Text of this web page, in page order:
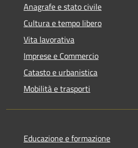
Anagrafe e stato civile
Cultura e tempo libero
Vita lavorativa
Imprese e Commercio
Catasto e urbanistica
Mobilità e trasporti
Educazione e formazione